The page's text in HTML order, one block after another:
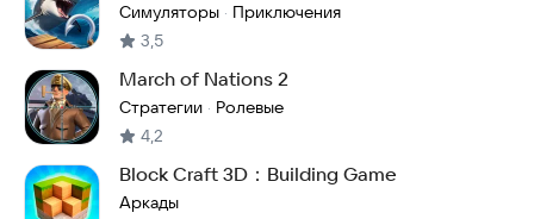
Симуляторы · Приключения
3,5
March of Nations 2
Стратегии · Ролевые
4,2
Block Craft 3D：Building Game
Аркады